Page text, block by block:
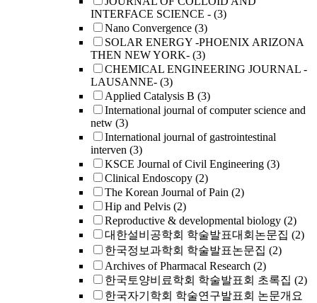
INTERFACE SCIENCE - (3)
Nano Convergence (3)
SOLAR ENERGY -PHOENIX ARIZONA
THEN NEW YORK- (3)
CHEMICAL ENGINEERING JOURNAL -
LAUSANNE- (3)
Applied Catalysis B (3)
International journal of computer science and
netw (3)
International journal of gastrointestinal
interven (3)
KSCE Journal of Civil Engineering (3)
Clinical Endoscopy (2)
The Korean Journal of Pain (2)
Hip and Pelvis (2)
Reproductive & developmental biology (2)
대한설비공학회 학술발표대회논문집 (2)
한국정보과학회 학술발표논문집 (2)
Archives of Pharmacal Research (2)
한국토양비료학회 학술발표회 초록집 (2)
한국자기학회 학술연구발표회 논문개요